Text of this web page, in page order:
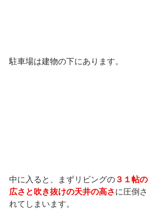
駐車場は建物の下にあります。
中に入ると、まずリビングの ３１帖の
広さと吹き抜けの天井の高さに圧倒さ
れてしまいます。